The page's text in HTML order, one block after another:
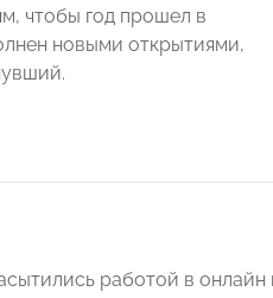
чтобы год прошел в
новыми открытиями,
работой в